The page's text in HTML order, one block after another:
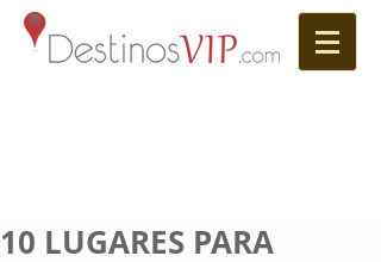
10 LUGARES PARA